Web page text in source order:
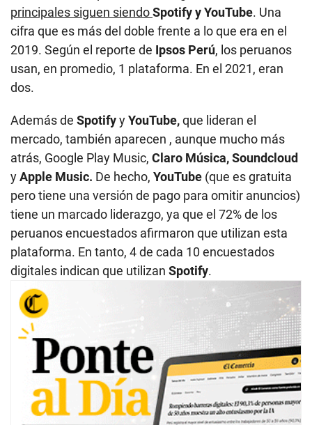
principales siguen siendoSpotify y YouTube. Una
cifra que es más del doble frente a lo que era en el
2019. Según el reporte de Ipsos Perú, los peruanos
usan, en promedio, 1 plataforma. En el 2021, eran
dos.
Además de SpotifyyYouTube,que lideran el
mercado, también aparecen , aunque mucho más
atrás, Google Play Music, Claro Música, Soundcloud
yApple Music. De hecho, YouTube (que es gratuita
pero tiene una versión de pago para omitir anuncios)
tiene un marcado liderazgo, ya que el 72% de los
peruanos encuestados afirmaron que utilizan esta
plataforma. En tanto, 4 de cada 10 encuestados
digitales indican que utilizan Spotify.